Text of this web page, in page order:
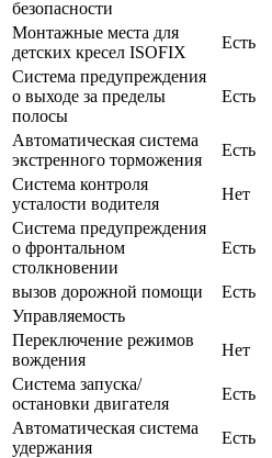
безопасности
Монтажные места для
детских кресел ISOFIX
Есть
Система предупреждения
о выходе за пределы
полосы
Есть
Автоматическая система
экстренного торможения
Есть
Система контроля
усталости водителя
Нет
Система предупреждения
о фронтальном
столкновении
Есть
вызов дорожной помощи
Есть
Управляемость
Переключение режимов
вождения
Нет
Система запуска/
остановки двигателя
Есть
Автоматическая система
удержания
Есть